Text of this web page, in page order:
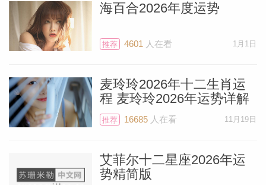
海百合2026年度运势
推荐 4601 人在看 1月1日
麦玲玲2026年十二生肖运
程 麦玲玲2026年运势详解
推荐 16685人在看 11月19日
艾菲尔十二星座2026年运
势精简版